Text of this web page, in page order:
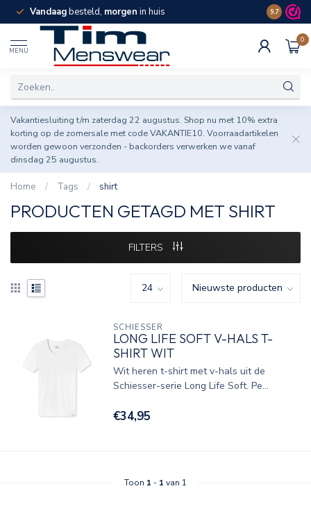
Vandaagbesteld, morgen in huis Spaar
9.7
MENU
0
Vakantiesluiting t/m zaterdag 22 augustus. Shop nu met 10% extra
korting op de zomersale met code VAKANTIE10. Voorraadartikelen
worden gewoon verzonden - backorders verwerken we vanaf
dinsdag 25 augustus.
Home / Tags / shirt
PRODUCTEN GETAGD MET SHIRT
FILTERS
SCHIESSER
LONG LIFE SOFT V-HALS T-
SHIRT WIT
Wit heren t-shirt met v-hals uit de
Schiesser-serie Long Life Soft. Pe...
€34,95
Toon 1 - 1 van 1